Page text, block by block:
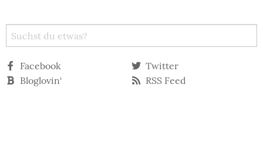
Facebook
Twitter
Bloglovin‘
RSS Feed